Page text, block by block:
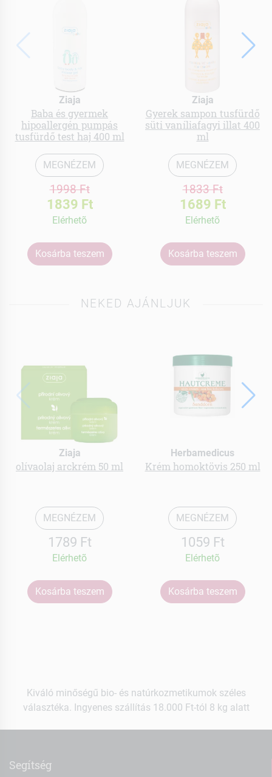
Ziaja
Baba és gyermek
hipoallergén pumpás
tusfürdő test haj 400 ml
MEGNÉZEM
1998 Ft
1839 Ft
Elérhetõ
Kosárba teszem
Ziaja
Gyerek sampon tusfürdő
süti vaníliafagyi illat 400
ml
MEGNÉZEM
1833 Ft
1689 Ft
Elérhetõ
Kosárba teszem
NEKED AJÁNLJUK
Ziaja
olívaolaj arckrém 50 ml
MEGNÉZEM
1789 Ft
Elérhetõ
Kosárba teszem
Herbamedicus
Krém homoktövis 250 ml
MEGNÉZEM
1059 Ft
Elérhetõ
Kosárba teszem
Kiváló minőségű bio- és natúrkozmetikumok széles
választéka. Ingyenes szállítás 18.000 Ft-tól 8 kg alatt
Segítség